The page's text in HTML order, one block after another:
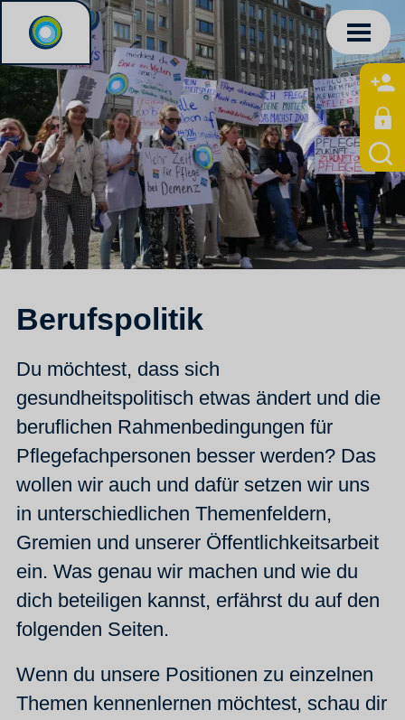
Berufspolitik
Du möchtest, dass sich
gesundheitspolitisch etwas ändert und die
beruflichen Rahmenbedingungen für
Pflegefachpersonen besser werden? Das
wollen wir auch und dafür setzen wir uns
in unterschiedlichen Themenfeldern,
Gremien und unserer Öffentlichkeitsarbeit
ein. Was genau wir machen und wie du
dich beteiligen kannst, erfährst du auf den
folgenden Seiten.
Wenn du unsere Positionen zu einzelnen
Themen kennenlernen möchtest, schau dir